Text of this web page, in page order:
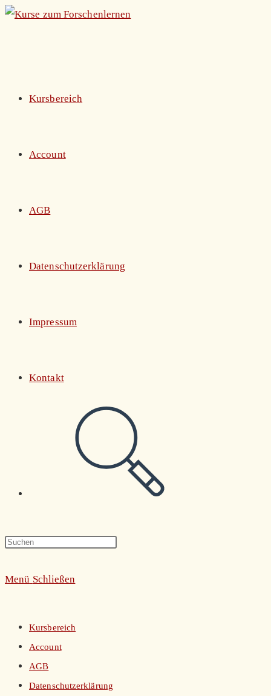
Zum
Kursbereich
Account
AGB
Datenschutzerklärung
Impressum
Kontakt
umschalten
Press
Menü Schließen
Kursbereich
Account
AGB
Datenschutzerklärung